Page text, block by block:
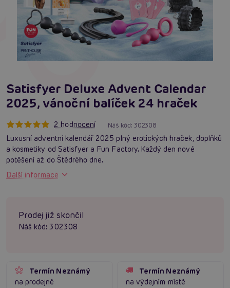
Satisfyer Deluxe Advent Calendar
2025, vánoční balíček 24 hraček
2 hodnocení Náš kód:302308
Luxusní adventní kalendář 2025 plný erotických hraček, doplňků
a kosmetiky od Satisfyer a Fun Factory. Každý den nové
potěšení až do Štědrého dne.
Další informace
Prodej již skončil
Náš kód: 302308
Termín Neznámý
na prodejně
Termín Neznámý
na výdejním místě